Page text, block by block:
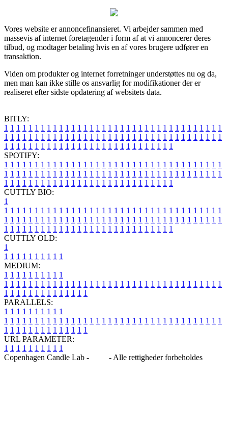
Vores website er annoncefinansieret. Vi arbejder sammen med
massevis af internet foretagender i form af at vi annoncerer deres
tilbud, og modtager betaling hvis en af vores brugere udfører en
transaktion.
Viden om produkter og internet forretninger understøttes nu og da,
men man kan ikke stille os ansvarlig for modifikationer der er
realiseret efter sidste opdatering af websitets data.
BITLY:
1 1 1 1 1 1 1 1 1 1 1 1 1 1 1 1 1 1 1 1 1 1 1 1 1 1 1 1 1 1 1 1 1 1 1 1
1 1 1 1 1 1 1 1 1 1 1 1 1 1 1 1 1 1 1 1 1 1 1 1 1 1 1 1 1 1 1 1 1 1 1 1
1 1 1 1 1 1 1 1 1 1 1 1 1 1 1 1 1 1 1 1 1 1 1 1 1 1 1 1
SPOTIFY:
1 1 1 1 1 1 1 1 1 1 1 1 1 1 1 1 1 1 1 1 1 1 1 1 1 1 1 1 1 1 1 1 1 1 1 1
1 1 1 1 1 1 1 1 1 1 1 1 1 1 1 1 1 1 1 1 1 1 1 1 1 1 1 1 1 1 1 1 1 1 1 1
1 1 1 1 1 1 1 1 1 1 1 1 1 1 1 1 1 1 1 1 1 1 1 1 1 1 1 1
CUTTLY BIO:
1
1 1 1 1 1 1 1 1 1 1 1 1 1 1 1 1 1 1 1 1 1 1 1 1 1 1 1 1 1 1 1 1 1 1 1 1
1 1 1 1 1 1 1 1 1 1 1 1 1 1 1 1 1 1 1 1 1 1 1 1 1 1 1 1 1 1 1 1 1 1 1 1
1 1 1 1 1 1 1 1 1 1 1 1 1 1 1 1 1 1 1 1 1 1 1 1 1 1 1 1
CUTTLY OLD:
1
1 1 1 1 1 1 1 1 1 1
MEDIUM:
1 1 1 1 1 1 1 1 1 1
1 1 1 1 1 1 1 1 1 1 1 1 1 1 1 1 1 1 1 1 1 1 1 1 1 1 1 1 1 1 1 1 1 1 1 1
1 1 1 1 1 1 1 1 1 1 1 1 1 1
PARALLELS:
1 1 1 1 1 1 1 1 1 1
1 1 1 1 1 1 1 1 1 1 1 1 1 1 1 1 1 1 1 1 1 1 1 1 1 1 1 1 1 1 1 1 1 1 1 1
1 1 1 1 1 1 1 1 1 1 1 1 1 1
URL PARAMETER:
1 1 1 1 1 1 1 1 1 1
Copenhagen Candle Lab -
- Alle rettigheder forbeholdes